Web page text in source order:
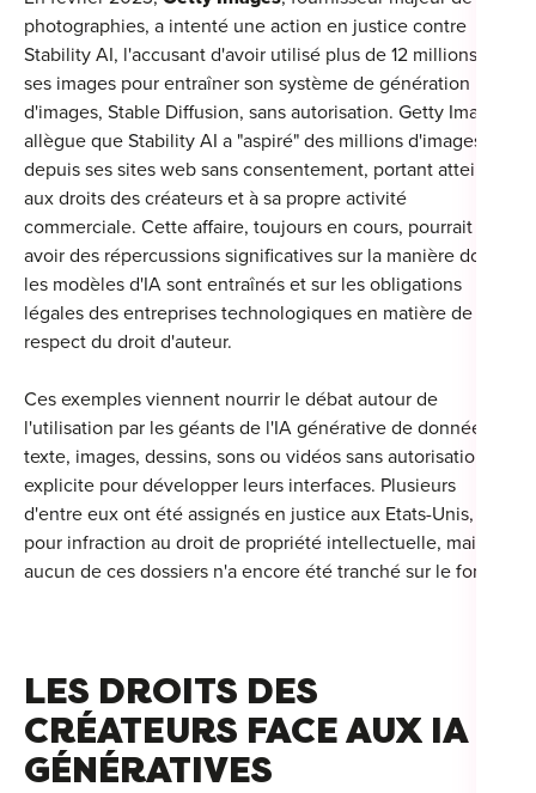
photographies, a intenté une action en justice contre
Stability AI, l'accusant d'avoir utilisé plus de 12 millions de
ses images pour entraîner son système de génération
d'images, Stable Diffusion, sans autorisation. Getty Images
allègue que Stability AI a "aspiré" des millions d'images
depuis ses sites web sans consentement, portant atteinte
aux droits des créateurs et à sa propre activité
commerciale. Cette affaire, toujours en cours, pourrait
avoir des répercussions significatives sur la manière dont
les modèles d'IA sont entraînés et sur les obligations
légales des entreprises technologiques en matière de
respect du droit d'auteur.
Ces exemples viennent nourrir le débat autour de
l'utilisation par les géants de l'IA générative de données,
texte, images, dessins, sons ou vidéos sans autorisation
explicite pour développer leurs interfaces. Plusieurs
d'entre eux ont été assignés en justice aux Etats-Unis,
pour infraction au droit de propriété intellectuelle, mais
aucun de ces dossiers n'a encore été tranché sur le fond.
LES DROITS DES
CRÉATEURS FACE AUX IA
GÉNÉRATIVES